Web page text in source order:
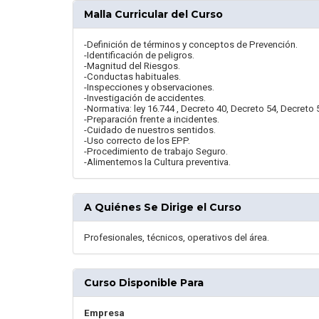
Malla Curricular del Curso
-Definición de términos y conceptos de Prevención.
-Identificación de peligros.
-Magnitud del Riesgos.
-Conductas habituales.
-Inspecciones y observaciones.
-Investigación de accidentes.
-Normativa: ley 16.744 , Decreto 40, Decreto 54, Decreto
-Preparación frente a incidentes.
-Cuidado de nuestros sentidos.
-Uso correcto de los EPP.
-Procedimiento de trabajo Seguro.
-Alimentemos la Cultura preventiva.
A Quiénes Se Dirige el Curso
Profesionales, técnicos, operativos del área.
Curso Disponible Para
Empresa